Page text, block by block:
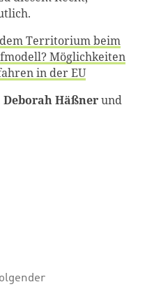
Territorium beim
Möglichkeiten
in der EU
Deborah Häßnerund